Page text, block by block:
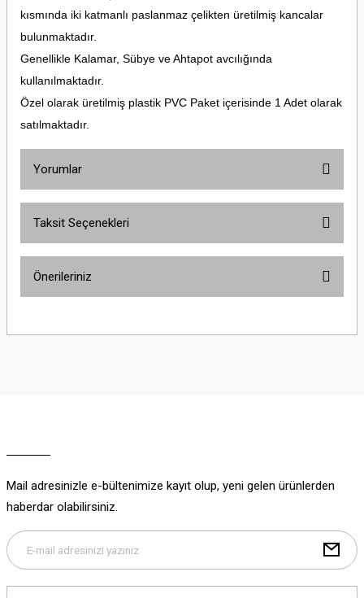
kısmında iki katmanlı paslanmaz çelikten üretilmiş kancalar
bulunmaktadır.
Genellikle Kalamar, Sübye ve Ahtapot avcılığında
kullanılmaktadır.
Özel olarak üretilmiş plastik PVC Paket içerisinde 1 Adet olarak
satılmaktadır.
Yorumlar
Taksit Seçenekleri
Önerileriniz
yetersiz gördüğünüz noktaları öneri formunu kullanarak tarafımıza
Bu ürüne benzer farklı alternatifler olmalı.
Mail adresinizle e-bültenimize kayıt olup, yeni gelen ürünlerden
haberdar olabilirsiniz.